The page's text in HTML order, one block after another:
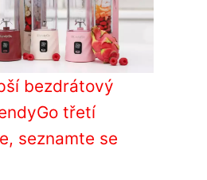
bezdrátový
třetí
seznamte se